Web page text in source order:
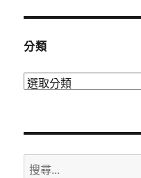
分類
分
搜